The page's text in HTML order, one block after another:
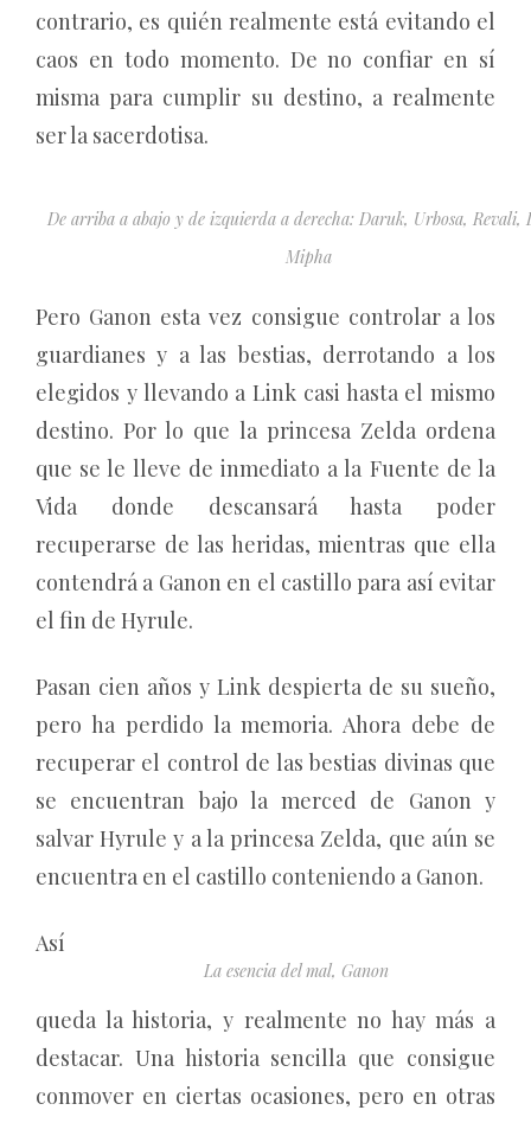
contrario, es quién realmente está evitando el
caos en todo momento. De no confiar en sí
misma para cumplir su destino, a realmente
ser la sacerdotisa.
De arriba a abajo y de izquierda a derecha: Daruk, Urbosa, Revali,
Mipha
Pero Ganon esta vez consigue controlar a los
guardianes y a las bestias, derrotando a los
elegidos y llevando a Link casi hasta el mismo
destino. Por lo que la princesa Zelda ordena
que se le lleve de inmediato a la Fuente de la
Vida donde descansará hasta poder
recuperarse de las heridas, mientras que ella
contendrá a Ganon en el castillo para así evitar
el fin de Hyrule.
Pasan cien años y Link despierta de su sueño,
pero ha perdido la memoria. Ahora debe de
recuperar el control de las bestias divinas que
se encuentran bajo la merced de Ganon y
salvar Hyrule y a la princesa Zelda, que aún se
encuentra en el castillo conteniendo a Ganon.
La esencia del mal, Ganon
Así
queda la historia, y realmente no hay más a
destacar. Una historia sencilla que consigue
conmover en ciertas ocasiones, pero en otras